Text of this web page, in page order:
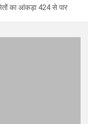
का आंकड़ा 424 से पार